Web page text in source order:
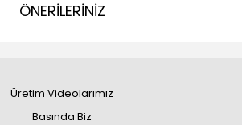
ÖNERİLERİNİZ
Üretim Videolarımız
Basında Biz